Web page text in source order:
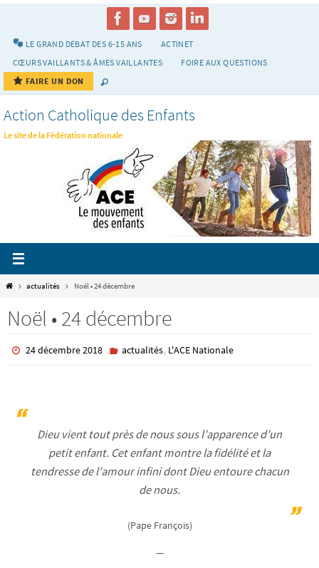
LE GRAND DÉBAT DES 6-15 ANS
ACTINET
CŒURS VAILLANTS & ÂMES VAILLANTES
FOIRE AUX QUESTIONS
FAIRE UN DON
Action Catholique des Enfants
Le site de la Fédération nationale
Homeactualités Noël • 24 décembre
Noël • 24 décembre
24 décembre 2018 actualités, L'ACE Nationale
Dieu vient tout près de nous sous l’apparence d’un
petit enfant. Cet enfant montre la fidélité et la
tendresse de l’amour infini dont Dieu entoure chacun
de nous.
(Pape François)
—